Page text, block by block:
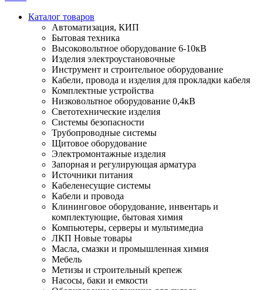
Каталог товаров
Автоматизация, КИП
Бытовая техника
Высоковольтное оборудование 6-10кВ
Изделия электроустановочные
Инструмент и строительное оборудование
Кабели, провода и изделия для прокладки кабеля
Комплектные устройства
Низковольтное оборудование 0,4кВ
Светотехнические изделия
Системы безопасности
Трубопроводные системы
Щитовое оборудование
Электромонтажные изделия
Запорная и регулирующая арматура
Источники питания
Кабеленесущие системы
Кабели и провода
Клининговое оборудование, инвентарь и
комплектующие, бытовая химия
Компьютеры, серверы и мультимедиа
ЛКП Новые товары
Масла, смазки и промышленная химия
Мебель
Метизы и строительный крепеж
Насосы, баки и емкости